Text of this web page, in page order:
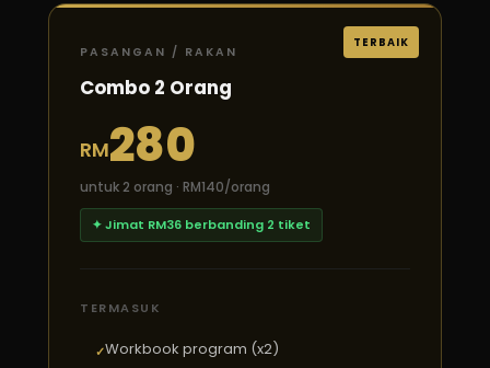
TERBAIK
PASANGAN / RAKAN
Combo 2 Orang
RM280
untuk 2 orang · RM140/orang
✦ Jimat RM36 berbanding 2 tiket
TERMASUK
Workbook program (x2)